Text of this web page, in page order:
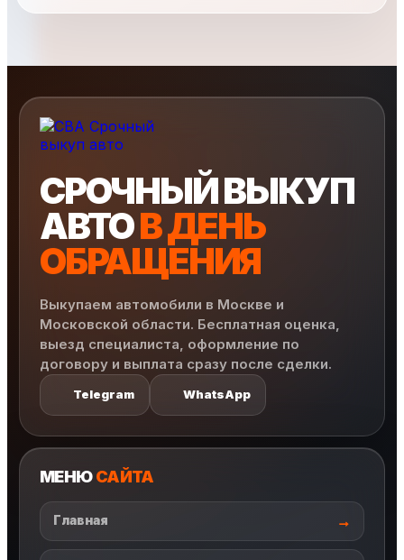
СРОЧНЫЙ ВЫКУП
АВТОВ ДЕНЬ
ОБРАЩЕНИЯ
Выкупаем автомобили в Москве и
Московской области. Бесплатная оценка,
выезд специалиста, оформление по
договору и выплата сразу после сделки.
Telegram WhatsApp
МЕНЮСАЙТА
Главная